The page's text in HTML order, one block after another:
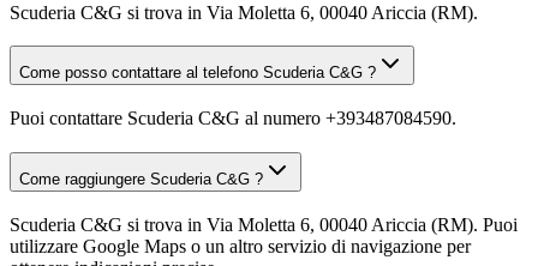
Scuderia C&G si trova in Via Moletta 6, 00040 Ariccia (RM).
Come posso contattare al telefono Scuderia C&G ?
Puoi contattare Scuderia C&G al numero +393487084590.
Come raggiungere Scuderia C&G ?
Scuderia C&G si trova in Via Moletta 6, 00040 Ariccia (RM). Puoi
utilizzare Google Maps o un altro servizio di navigazione per